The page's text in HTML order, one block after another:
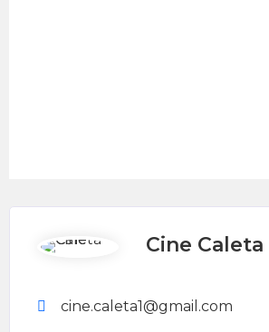
Cine Caleta
cine.caleta1@gmail.com